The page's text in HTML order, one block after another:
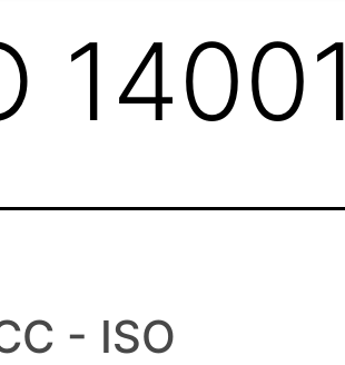
14001
- ISO